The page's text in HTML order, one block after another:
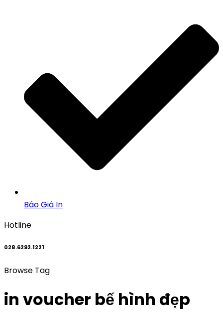
Báo Giá In
Hotline
028.6292.1221
Browse Tag
in voucher bế hình đẹp